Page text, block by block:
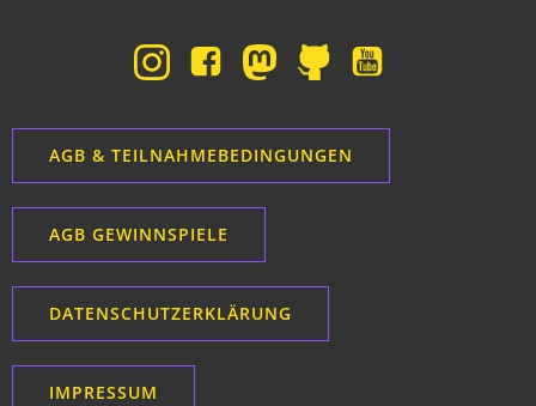
AGB & TEILNAHMEBEDINGUNGEN
AGB GEWINNSPIELE
DATENSCHUTZERKLÄRUNG
IMPRESSUM